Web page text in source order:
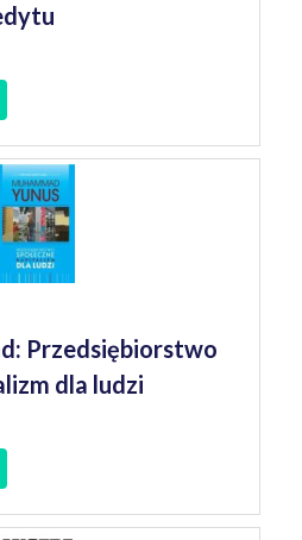
Przedsiębiorstwo
dla ludzi